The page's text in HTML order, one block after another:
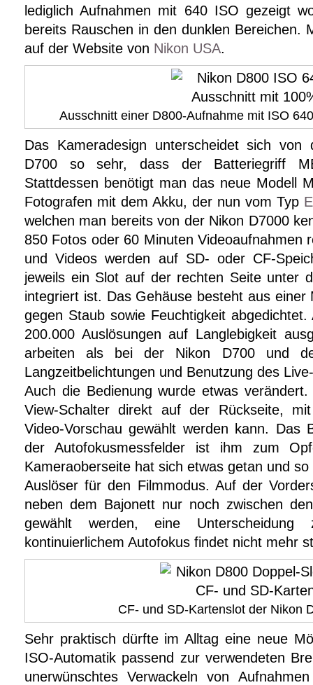
lediglich Aufnahmen mit 640 ISO gezeigt
bereits Rauschen in den dunklen Bereichen.
auf der Website von Nikon USA.
Ausschnitt einer D800-Aufnahme mit ISO
Das Kameradesign unterscheidet sich von
D700 so sehr, dass der Batteriegriff
Stattdessen benötigt man das neue Modell
Fotografen mit dem Akku, der nun vom Typ
welchen man bereits von der Nikon D7000
850 Fotos oder 60 Minuten Videoaufnahmen
und Videos werden auf SD- oder CF-
jeweils ein Slot auf der rechten Seite unter
integriert ist. Das Gehäuse besteht aus einer
gegen Staub sowie Feuchtigkeit
200.000 Auslösungen auf Langlebigkeit
arbeiten als bei der Nikon D700 und
Langzeitbelichtungen und Benutzung des
Auch die Bedienung wurde etwas
View-Schalter direkt auf der Rückseite,
Video-Vorschau gewählt werden kann. Das
der Autofokusmessfelder ist ihm zum
Kameraoberseite hat sich etwas getan und
Auslöser für den Filmmodus. Auf der
neben dem Bajonett nur noch zwischen
gewählt werden, eine Unterscheidung
kontinuierlichem Autofokus findet nicht mehr
CF- und SD-Kartenslot der Nikon
Sehr praktisch dürfte im Alltag eine neue
ISO-Automatik passend zur verwendeten
unerwünschtes Verwackeln von